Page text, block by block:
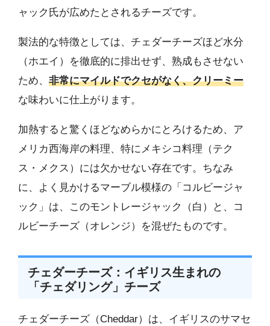
ャック氏が広めたとされるチーズです。
製法的な特徴としては、チェダーチーズほど水分
（ホエイ）を徹底的に排出せず、熟成もさせない
ため、 非常にマイルドでクセがなく、クリーミー
な味わいに仕上がります。
加熱すると驚くほどなめらかにとろけるため、ア
メリカ西海岸の料理、特にメキシコ料理（テク
ス・メクス）には欠かせない存在です。ちなみ
に、よく見かけるマーブル模様の「コルビージャ
ック」は、このモントレージャック（白）と、コ
ルビーチーズ（オレンジ）を混ぜたものです。
チェダーチーズ：イギリス生まれの
「チェダリング」チーズ
チェダーチーズ（Cheddar）は、イギリスのサマセ